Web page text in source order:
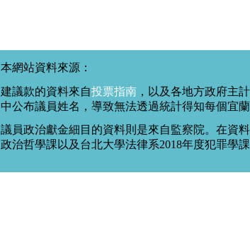
本網站資料來源：
建議款的資料來自投票指南 ，以及各地方政府主
中公布議員姓名，導致無法透過統計得知每個宜
議員政治獻金細目的資料則是來自監察院。在資
政治哲學課以及台北大學法律系2018年度犯罪學